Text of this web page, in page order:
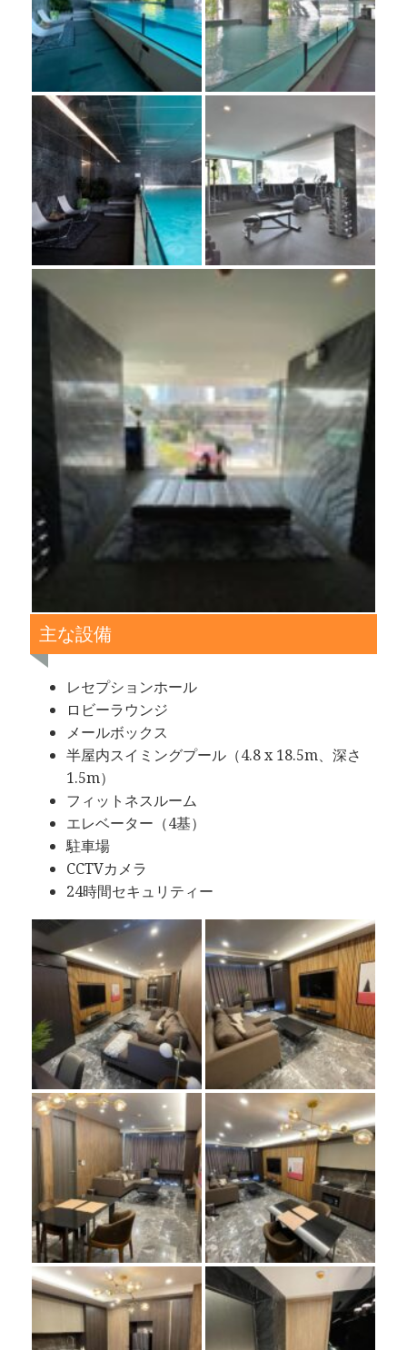
主な設備
レセプションホール
ロビーラウンジ
メールボックス
半屋内スイミングプール（4.8 x 18.5m、深さ
1.5m）
フィットネスルーム
エレベーター（4基）
駐車場
CCTVカメラ
24時間セキュリティー